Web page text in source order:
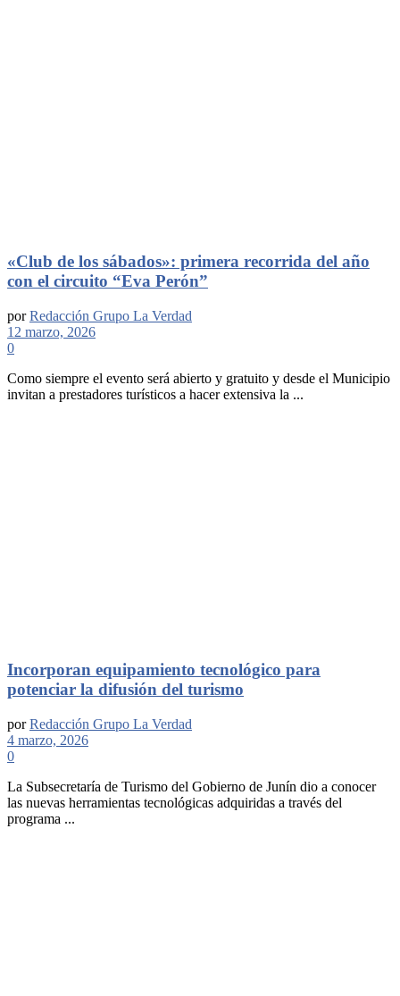
«Club de los sábados»: primera recorrida del año
con el circuito “Eva Perón”
por Redacción Grupo La Verdad
12 marzo, 2026
0
Como siempre el evento será abierto y gratuito y desde el Municipio
invitan a prestadores turísticos a hacer extensiva la ...
Incorporan equipamiento tecnológico para
potenciar la difusión del turismo
por Redacción Grupo La Verdad
4 marzo, 2026
0
La Subsecretaría de Turismo del Gobierno de Junín dio a conocer
las nuevas herramientas tecnológicas adquiridas a través del
programa ...